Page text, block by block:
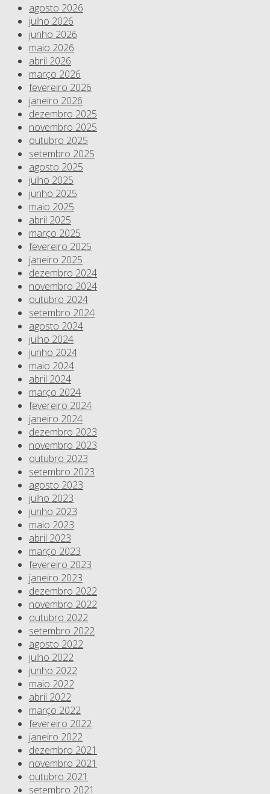
agosto 2026
julho 2026
junho 2026
maio 2026
abril 2026
março 2026
fevereiro 2026
janeiro 2026
dezembro 2025
novembro 2025
outubro 2025
setembro 2025
agosto 2025
julho 2025
junho 2025
maio 2025
abril 2025
março 2025
fevereiro 2025
janeiro 2025
dezembro 2024
novembro 2024
outubro 2024
setembro 2024
agosto 2024
julho 2024
junho 2024
maio 2024
abril 2024
março 2024
fevereiro 2024
janeiro 2024
dezembro 2023
novembro 2023
outubro 2023
setembro 2023
agosto 2023
julho 2023
junho 2023
maio 2023
abril 2023
março 2023
fevereiro 2023
janeiro 2023
dezembro 2022
novembro 2022
outubro 2022
setembro 2022
agosto 2022
julho 2022
junho 2022
maio 2022
abril 2022
março 2022
fevereiro 2022
janeiro 2022
dezembro 2021
novembro 2021
outubro 2021
setembro 2021